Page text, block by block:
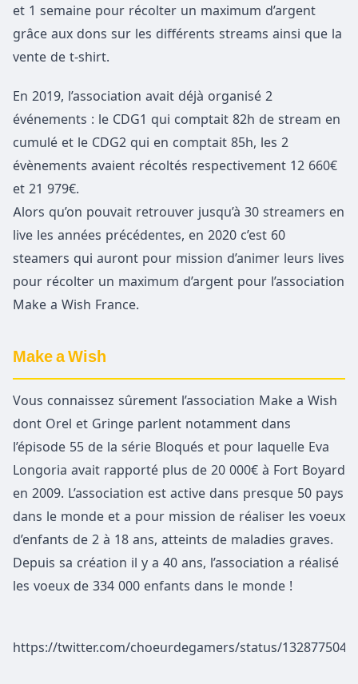
et 1 semaine pour récolter un maximum d’argent
grâce aux dons sur les différents streams ainsi que la
vente de t-shirt.
En 2019, l’association avait déjà organisé 2
événements : le CDG1 qui comptait 82h de stream en
cumulé et le CDG2 qui en comptait 85h, les 2
évènements avaient récoltés respectivement 12 660€
et 21 979€.
Alors qu’on pouvait retrouver jusqu’à 30 streamers en
live les années précédentes, en 2020 c’est 60
steamers qui auront pour mission d’animer leurs lives
pour récolter un maximum d’argent pour l’association
Make a Wish France.
Make a Wish
Vous connaissez sûrement l’association Make a Wish
dont Orel et Gringe parlent notamment dans
l’épisode 55 de la série Bloqués et pour laquelle Eva
Longoria avait rapporté plus de 20 000€ à Fort Boyard
en 2009. L’association est active dans presque 50 pays
dans le monde et a pour mission de réaliser les voeux
d’enfants de 2 à 18 ans, atteints de maladies graves.
Depuis sa création il y a 40 ans, l’association a réalisé
les voeux de 334 000 enfants dans le monde !
https://twitter.com/choeurdegamers/status/